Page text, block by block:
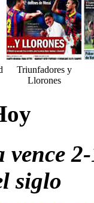
Triunfadores y
Llorones
vence
siglo